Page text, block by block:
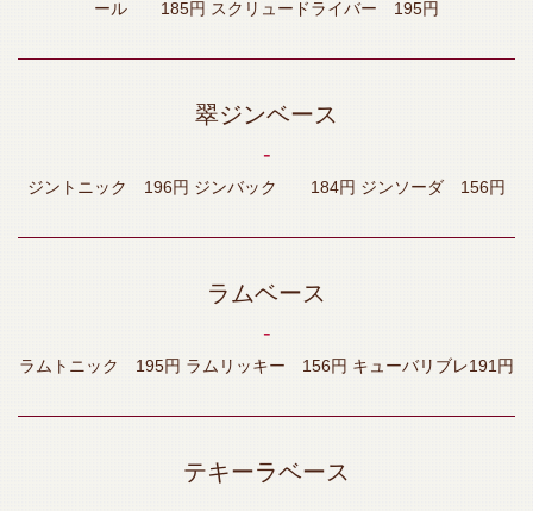
ール 185円 スクリュードライバー 195円
翠ジンベース
‐
ジントニック 196円 ジンバック 184円 ジンソーダ 156円
ラムベース
‐
ラムトニック 195円 ラムリッキー 156円 キューバリブレ191円
テキーラベース